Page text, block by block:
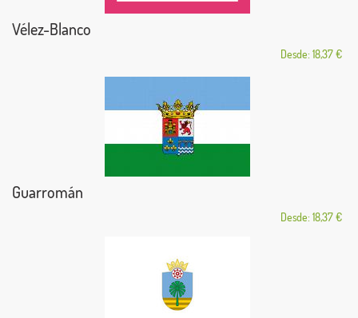
Vélez-Blanco
Desde: 18,37 €
Guarromán
Desde: 18,37 €